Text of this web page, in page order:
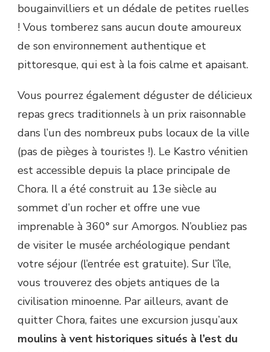
bougainvilliers et un dédale de petites ruelles
! Vous tomberez sans aucun doute amoureux
de son environnement authentique et
pittoresque, qui est à la fois calme et apaisant.
Vous pourrez également déguster de délicieux
repas grecs traditionnels à un prix raisonnable
dans l’un des nombreux pubs locaux de la ville
(pas de pièges à touristes !). Le Kastro vénitien
est accessible depuis la place principale de
Chora. Il a été construit au 13e siècle au
sommet d’un rocher et offre une vue
imprenable à 360° sur Amorgos. N’oubliez pas
de visiter le musée archéologique pendant
votre séjour (l’entrée est gratuite). Sur l’île,
vous trouverez des objets antiques de la
civilisation minoenne. Par ailleurs, avant de
quitter Chora, faites une excursion jusqu’aux
moulins à vent historiques situés à l’est du